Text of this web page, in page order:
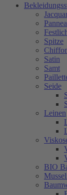
Spitze
Satin
Samt
Seide
Leinen
BIO